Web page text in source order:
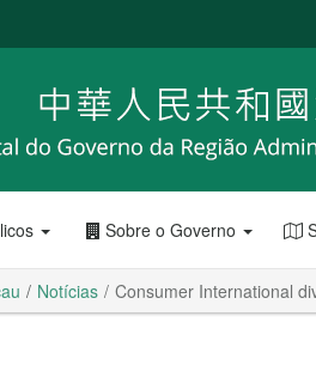
Sobre o Governo
Notícias Consumer International